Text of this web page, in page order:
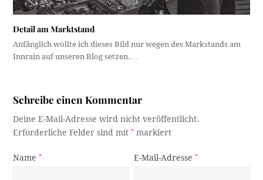
Detail am Marktstand
Anfänglich wollte ich dieses Bild nur wegen des Markstands am
Innrain auf unseren Blog setzen.…
Schreibe einen Kommentar
Deine E-Mail-Adresse wird nicht veröffentlicht.
Erforderliche Felder sind mit* markiert
Name* E-Mail-Adresse*